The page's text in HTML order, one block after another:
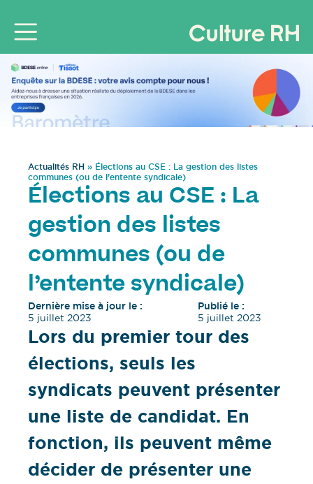
Actualités RH » Élections au CSE : La gestion des listes
communes (ou de l’entente syndicale)
Élections au CSE : La
gestion des listes
communes (ou de
l’entente syndicale)
Dernière mise à jour le :
5 juillet 2023
Publié le :
5 juillet 2023
Lors du premier tour des
élections, seuls les
syndicats peuvent présenter
une liste de candidat. En
fonction, ils peuvent même
décider de présenter une